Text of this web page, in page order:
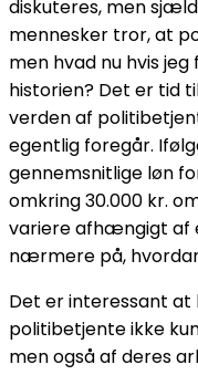
diskuteres, men
mennesker tror, at
men hvad nu hvis
historien? Det er tid
verden af
egentlig foregår.
gennemsnitlige løn
omkring 30.000 kr.
variere afhængigt af
nærmere på,
Det er interessant
politibetjente ikke
men også af deres